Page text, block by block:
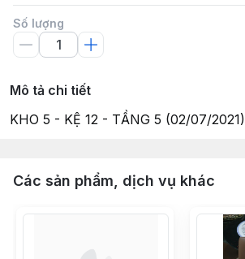
Số lượng
Mô tả chi tiết
KHO 5 - KỆ 12 - TẦNG 5 (02/07/2021)
Các sản phẩm, dịch vụ khác